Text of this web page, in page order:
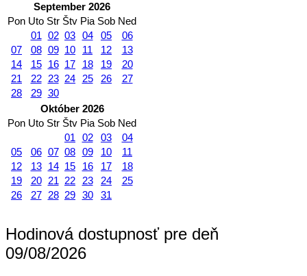
September 2026
Pon Uto Str Štv Pia Sob Ned
01 02 03 04 05
06
07
08 09 10 11 12
13
14
15 16 17 18 19
20
21
22 23 24 25 26
27
28
29 30
Október 2026
Pon Uto Str Štv Pia Sob Ned
01
02 03
04
05
06 07 08 09 10
11
12
13 14 15 16 17
18
19
20 21 22 23 24
25
26
27 28 29 30 31
Hodinová dostupnosť pre deň
09/08/2026